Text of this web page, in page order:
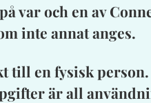
var och en av
inte annat anges.
en fysisk
är all